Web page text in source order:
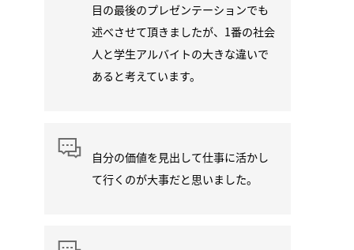
目の最後のプレゼンテーションでも
述べさせて頂きましたが、1番の社会
人と学生アルバイトの大きな違いで
あると考えています。
自分の価値を見出して仕事に活かし
て行くのが大事だと思いました。